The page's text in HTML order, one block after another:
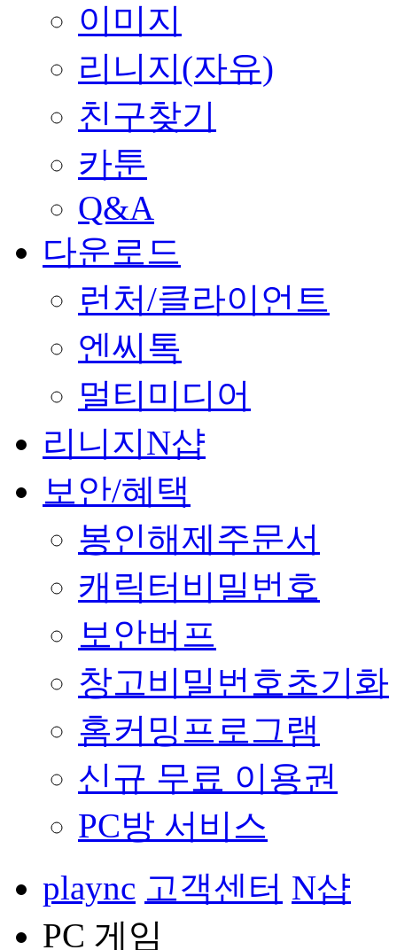
이미지
리니지(자유)
친구찾기
카툰
Q&A
다운로드
런처/클라이언트
엔씨톡
멀티미디어
리니지N샵
보안/혜택
봉인해제주문서
캐릭터비밀번호
보안버프
창고비밀번호초기화
홈커밍프로그램
신규 무료 이용권
PC방 서비스
plaync 고객센터 N샵
PC 게임